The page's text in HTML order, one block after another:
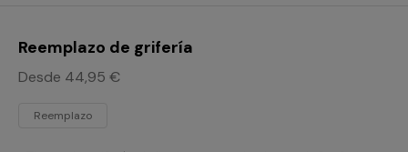
Reemplazo de grifería
Desde 44,95 €
Reemplazo